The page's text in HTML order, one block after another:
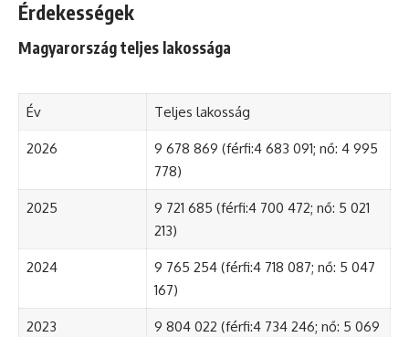
Érdekességek
Magyarország teljes lakossága
Év Teljes lakosság
2026
9 678 869 (férfi:4 683 091; nő: 4 995
778)
2025
9 721 685 (férfi:4 700 472; nő: 5 021
213)
2024
9 765 254 (férfi:4 718 087; nő: 5 047
167)
2023
9 804 022 (férfi:4 734 246; nő: 5 069